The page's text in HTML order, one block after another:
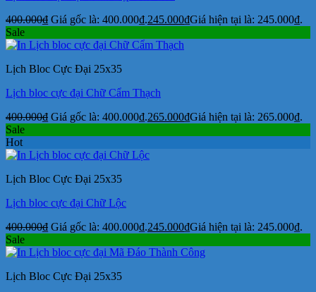
400.000₫ Giá gốc là: 400.000₫.245.000₫Giá hiện tại là: 245.000₫.
Sale
Lịch Bloc Cực Đại 25x35
Lịch bloc cực đại Chữ Cẩm Thạch
400.000₫ Giá gốc là: 400.000₫.265.000₫Giá hiện tại là: 265.000₫.
Sale
Hot
Lịch Bloc Cực Đại 25x35
Lịch bloc cực đại Chữ Lộc
400.000₫ Giá gốc là: 400.000₫.245.000₫Giá hiện tại là: 245.000₫.
Sale
Lịch Bloc Cực Đại 25x35